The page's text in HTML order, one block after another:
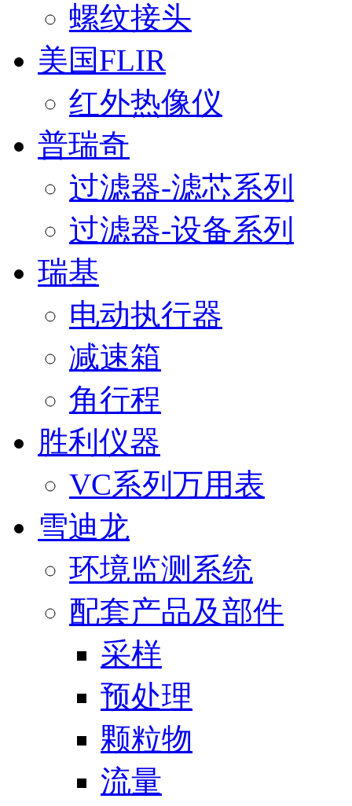
螺纹接头
美国FLIR
红外热像仪
普瑞奇
过滤器-滤芯系列
过滤器-设备系列
瑞基
电动执行器
减速箱
角行程
胜利仪器
VC系列万用表
雪迪龙
环境监测系统
配套产品及部件
采样
预处理
颗粒物
流量